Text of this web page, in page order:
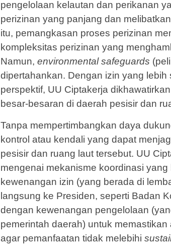
pengelolaan kelautan dan perikanan
perizinan yang panjang dan
itu, pemangkasan proses perizinan
kompleksitas perizinan yang
Namun, environmental safeguards
dipertahankan. Dengan izin yang
perspektif, UU Ciptakerja
besar-besaran di daerah pesisir dan
Tanpa mempertimbangkan daya
kontrol atau kendali yang dapat
pesisir dan ruang laut tersebut. UU
mengenai mekanisme koordinasi
kewenangan izin (yang berada di
langsung ke Presiden, seperti Badan
dengan kewenangan pengelolaan
pemerintah daerah) untuk
agar pemanfaatan tidak melebihi